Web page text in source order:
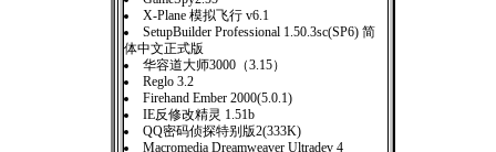
X-Plane 模拟飞行 v6.1
SetupBuilder Professional 1.50.3sc(SP6) 简
体中文正式版
华容道大师3000（3.15）
Reglo 3.2
Firehand Ember 2000(5.0.1)
IE反修改精灵 1.51b
QQ密码侦探特别版2(333K)
Macromedia Dreamweaver Ultradev 4